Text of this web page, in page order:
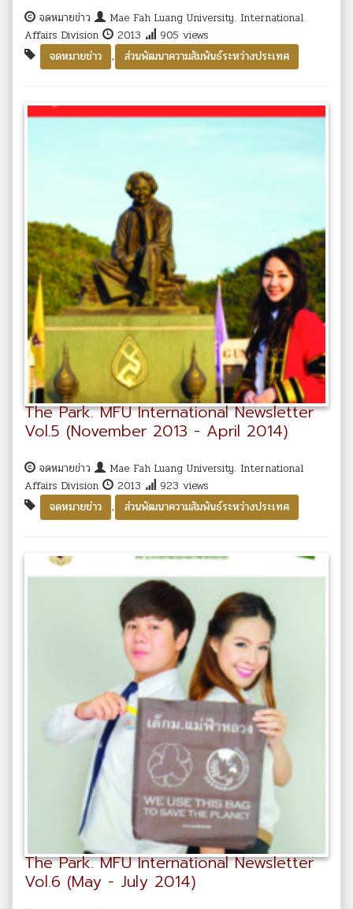
จดหมายข่าว
Mae Fah Luang University. International
Affairs Division
2013
905 views
จดหมายข่าว
, ส่วนพัฒนาความสัมพันธ์ระหว่างประเทศ
The Park. MFU International Newsletter
Vol.5 (November 2013 - April 2014)
จดหมายข่าว
Mae Fah Luang University. International
Affairs Division
2013
923 views
จดหมายข่าว
, ส่วนพัฒนาความสัมพันธ์ระหว่างประเทศ
The Park. MFU International Newsletter
Vol.6 (May - July 2014)